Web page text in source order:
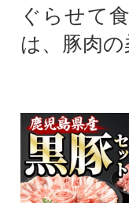
ぐらせて
は、豚肉